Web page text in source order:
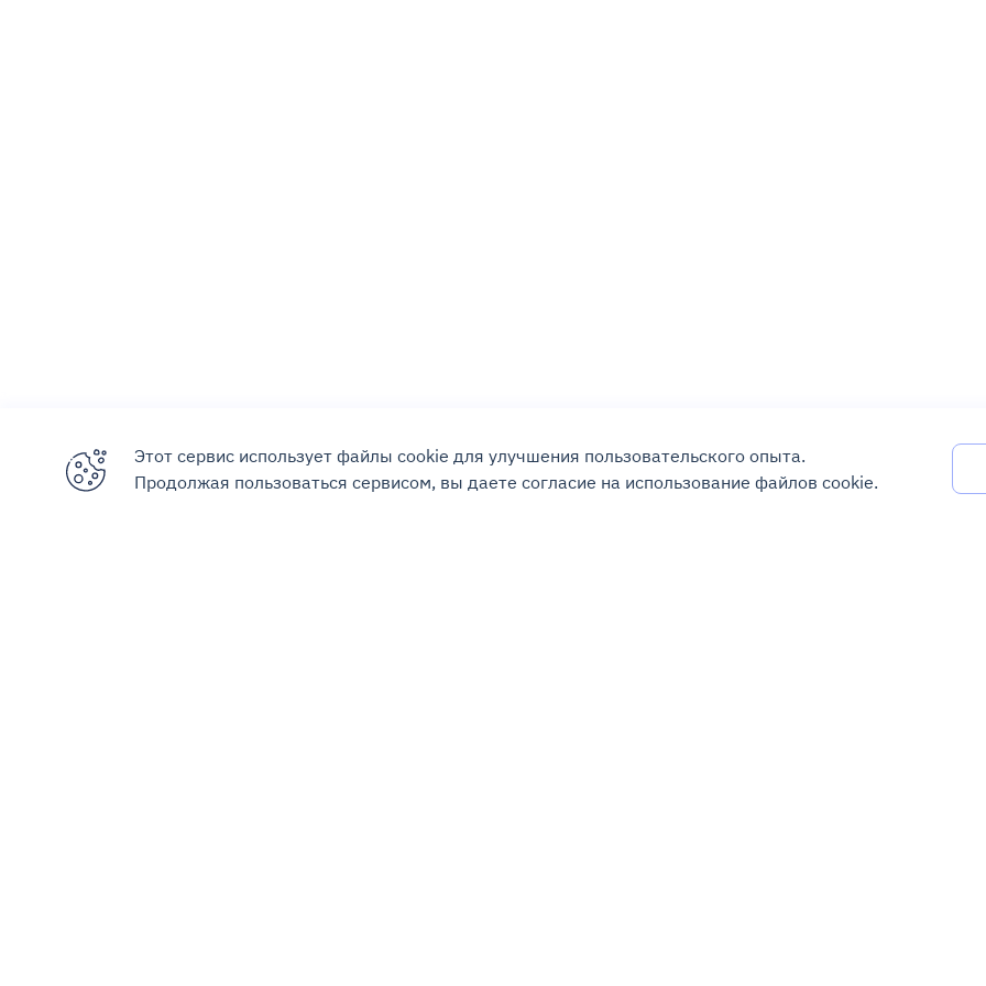
Этот сервис использует файлы cookie для улучшения пользовательского опыта.
Продолжая пользоваться сервисом, вы даете согласие на использование файлов cookie.